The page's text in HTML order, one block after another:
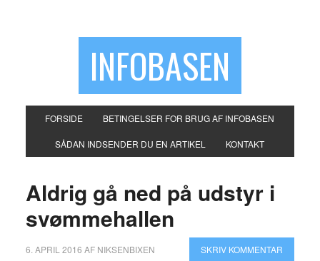
INFOBASEN
FORSIDE BETINGELSER FOR BRUG AF INFOBASEN
SÅDAN INDSENDER DU EN ARTIKEL KONTAKT
Aldrig gå ned på udstyr i
svømmehallen
6. APRIL 2016 AF NIKSENBIXEN SKRIV KOMMENTAR